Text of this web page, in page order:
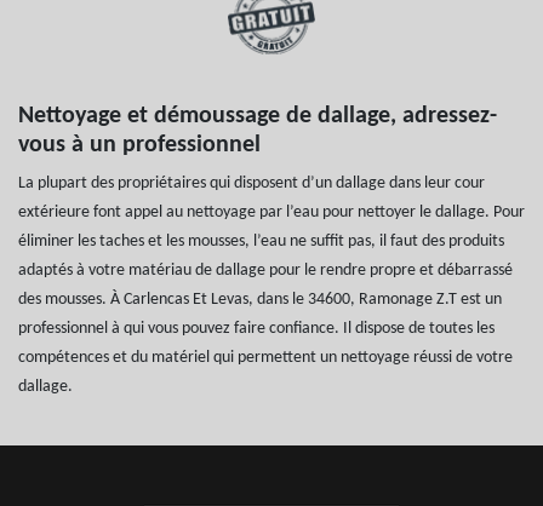
Nettoyage et démoussage de dallage, adressez-
vous à un professionnel
La plupart des propriétaires qui disposent d’un dallage dans leur cour
extérieure font appel au nettoyage par l’eau pour nettoyer le dallage. Pour
éliminer les taches et les mousses, l’eau ne suffit pas, il faut des produits
adaptés à votre matériau de dallage pour le rendre propre et débarrassé
des mousses. À Carlencas Et Levas, dans le 34600, Ramonage Z.T est un
professionnel à qui vous pouvez faire confiance. Il dispose de toutes les
compétences et du matériel qui permettent un nettoyage réussi de votre
dallage.